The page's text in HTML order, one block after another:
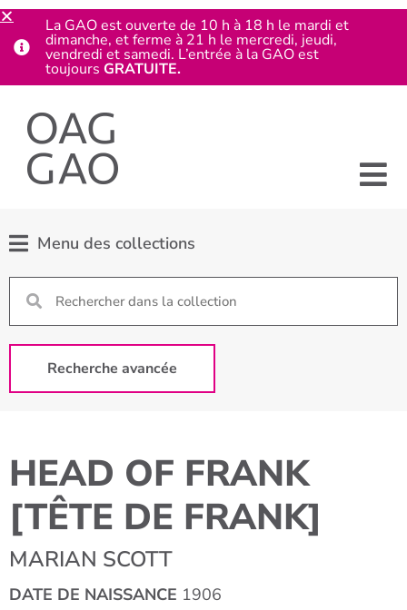
Menu des collections
Recherche avancée
HEAD OF FRANK
[TÊTE DE FRANK]
MARIAN SCOTT
DATE DE NAISSANCE 1906
La GAO est ouverte de 10 h à 18 h le mardi et
dimanche, et ferme à 21 h le mercredi, jeudi,
vendredi et samedi. L’entrée à la GAO est
toujours GRATUITE.